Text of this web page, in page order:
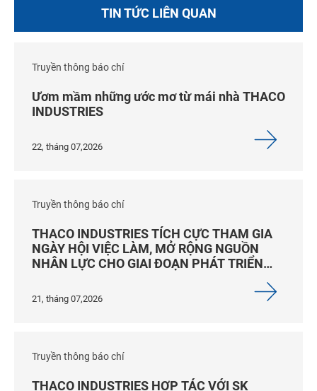
TIN TỨC LIÊN QUAN
Truyền thông báo chí
Ươm mầm những ước mơ từ mái nhà THACO
INDUSTRIES
22, tháng 07,2026
Truyền thông báo chí
THACO INDUSTRIES TÍCH CỰC THAM GIA
NGÀY HỘI VIỆC LÀM, MỞ RỘNG NGUỒN
NHÂN LỰC CHO GIAI ĐOẠN PHÁT TRIỂN
21, tháng 07,2026
Truyền thông báo chí
THACO INDUSTRIES HỢP TÁC VỚI SK